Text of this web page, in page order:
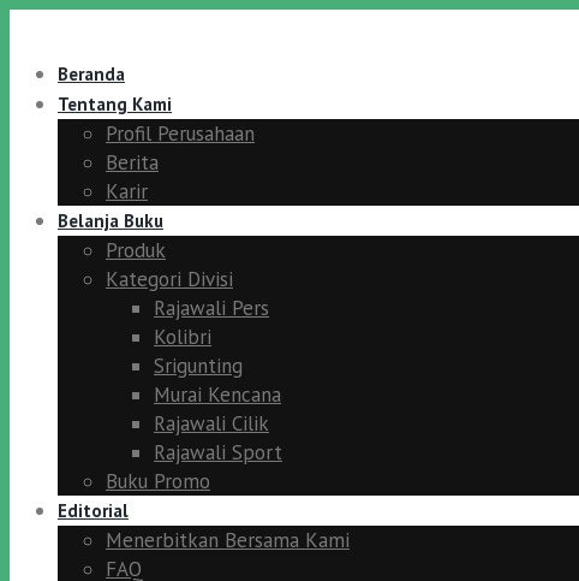
Beranda
Tentang Kami
Profil Perusahaan
Berita
Karir
Belanja Buku
Produk
Kategori Divisi
Rajawali Pers
Kolibri
Srigunting
Murai Kencana
Rajawali Cilik
Rajawali Sport
Buku Promo
Editorial
Menerbitkan Bersama Kami
FAQ